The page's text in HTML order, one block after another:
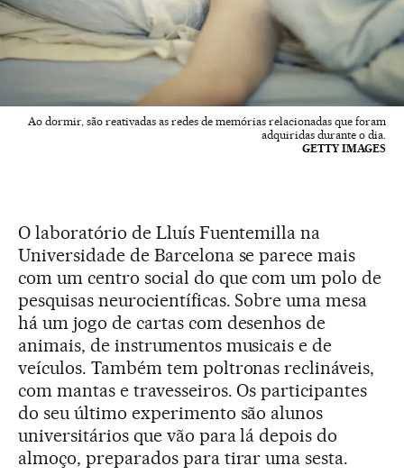
Ao dormir, são reativadas as redes de memórias relacionadas que foram
adquiridas durante o dia.
GETTY IMAGES
O laboratório de Lluís Fuentemilla na
Universidade de Barcelona se parece mais
com um centro social do que com um polo de
pesquisas neurocientíficas. Sobre uma mesa
há um jogo de cartas com desenhos de
animais, de instrumentos musicais e de
veículos. Também tem poltronas reclináveis,
com mantas e travesseiros. Os participantes
do seu último experimento são alunos
universitários que vão para lá depois do
almoço, preparados para tirar uma sesta.